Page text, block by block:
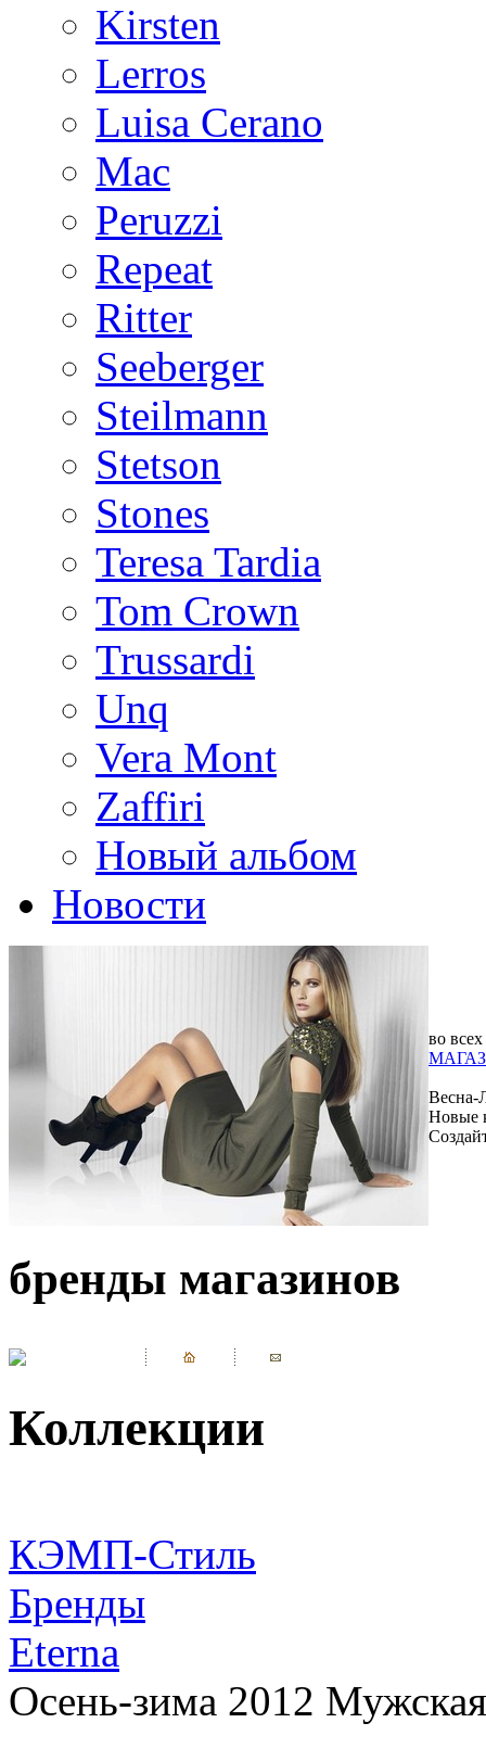
Kirsten
Lerros
Luisa Cerano
Mac
Peruzzi
Repeat
Ritter
Seeberger
Steilmann
Stetson
Stones
Teresa Tardia
Tom Crown
Trussardi
Unq
Vera Mont
Zaffiri
Новый альбом
Новости
во всех
Весна-
Новые
бренды магазинов
Коллекции
КЭМП-Стиль
Бренды
Eterna
Осень-зима 2012